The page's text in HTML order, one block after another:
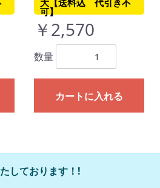
可】
￥2,570
数量
カートに入れる
しております！!